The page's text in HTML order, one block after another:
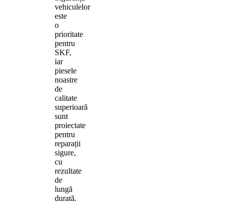
vehiculelor
este
o
prioritate
pentru
SKF,
iar
piesele
noastre
de
calitate
superioară
sunt
proiectate
pentru
reparații
sigure,
cu
rezultate
de
lungă
durată.